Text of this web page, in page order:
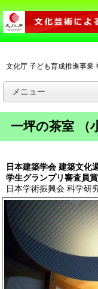
文化庁 子ども育成推進事
一坪の茶室 （
日本建築学会 建築文化
学生グランプリ審査員
日本学術振興会 科学研